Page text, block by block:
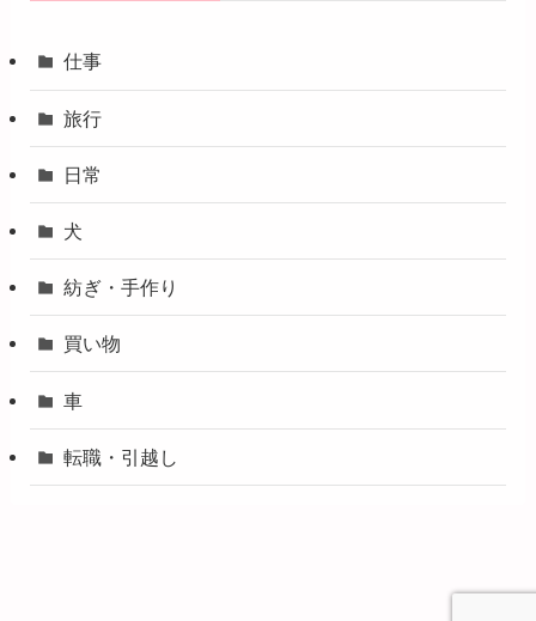
仕事
旅行
日常
犬
紡ぎ・手作り
買い物
車
転職・引越し